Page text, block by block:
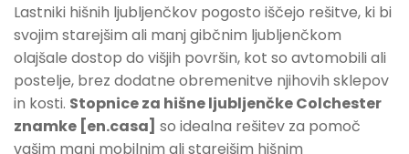
Lastniki hišnih ljubljenčkov pogosto iščejo rešitve, ki bi
svojim starejšim ali manj gibčnim ljubljenčkom
olajšale dostop do višjih površin, kot so avtomobili ali
postelje, brez dodatne obremenitve njihovih sklepov
in kosti. Stopnice za hišne ljubljenčke Colchester
znamke [en.casa] so idealna rešitev za pomoč
vašim manj mobilnim ali starejšim hišnim